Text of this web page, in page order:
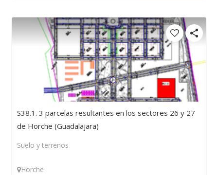
S38.1. 3 parcelas resultantes en los sectores 26 y 27
de Horche (Guadalajara)
Suelo y terrenos
Horche